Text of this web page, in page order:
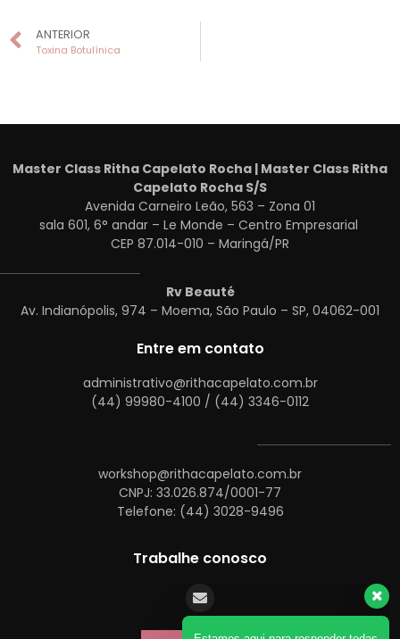
ANTERIOR
Toxina Botulínica
Master Class Ritha Capelato Rocha | Master Class Ritha
Capelato Rocha S/S
Avenida Carneiro Leão, 563 – Zona 01
sala 601, 6° andar – Le Monde – Centro Empresarial
CEP 87.014-010 – Maringá/PR
Rv Beauté
Av. Indianópolis, 974 – Moema, São Paulo – SP, 04062-001
Entre em contato
administrativo@rithacapelato.com.br
(44) 99980-4100 / (44) 3346-0112
workshop@rithacapelato.com.br
CNPJ: 33.026.874/0001-77
Telefone: (44) 3028-9496
Trabalhe conosco
Estamos aqui para responder todas